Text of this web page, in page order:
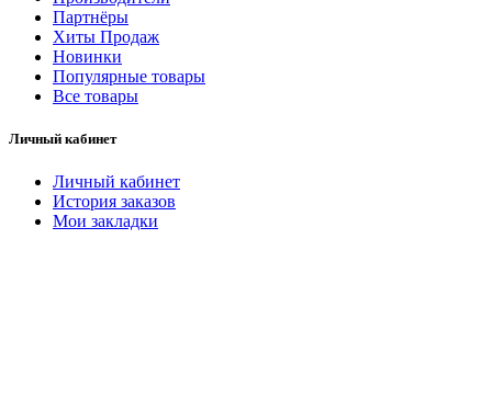
Партнёры
Хиты Продаж
Новинки
Популярные товары
Все товары
Личный кабинет
Личный кабинет
История заказов
Мои закладки